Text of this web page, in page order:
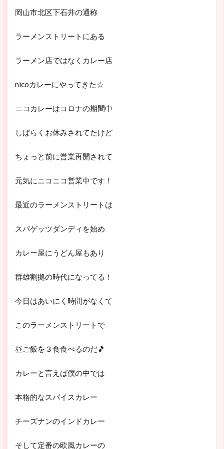
岡山市北区下石井の通称
ラーメンストリートにある
ラーメン店ではなくカレー店
nicoカレーにやってきた☆
ニコカレーはコロナの期間中
しばらくお休みされてたけど
ちょっと前に営業再開されて
元気にニコニコ営業中です！
最近のラーメンストリートは
スパゲッツダンディを始め
カレー屋にうどん屋もあり
群雄割拠の時代になってる！
今日はあいにく時間がなくて
このラーメンストリートで
昼ご飯を３食食べるのだ🎵
カレーと言えば僕の中では
本格的なスパイスカレー
チーズナンのインドカレー
そして定番の欧風カレーの